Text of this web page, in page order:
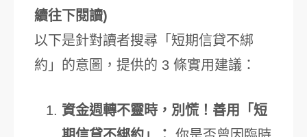
續往下閱讀)
以下是針對讀者搜尋「短期信貸不綁
約」的意圖，提供的 3 條實用建議：
資金週轉不靈時，別慌！善用「短